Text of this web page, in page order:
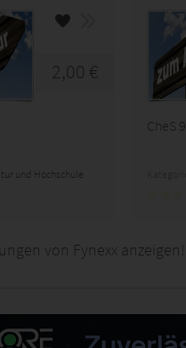
2,00 €
und Hochschule
CheS 9
von Fynexx anzeigen!